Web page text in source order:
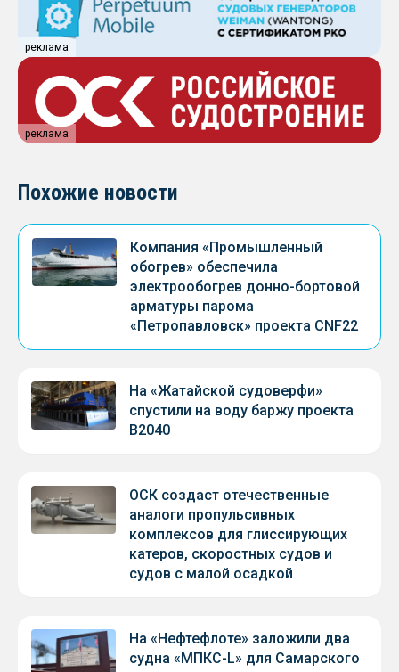
реклама
реклама
Похожие новости
Компания «Промышленный
обогрев» обеспечила
электрообогрев донно-бортовой
арматуры парома
«Петропавловск» проекта CNF22
На «Жатайской судоверфи»
спустили на воду баржу проекта
В2040
ОСК создаст отечественные
аналоги пропульсивных
комплексов для глиссирующих
катеров, скоростных судов и
судов с малой осадкой
На «Нефтефлоте» заложили два
судна «МПКС-L» для Самарского